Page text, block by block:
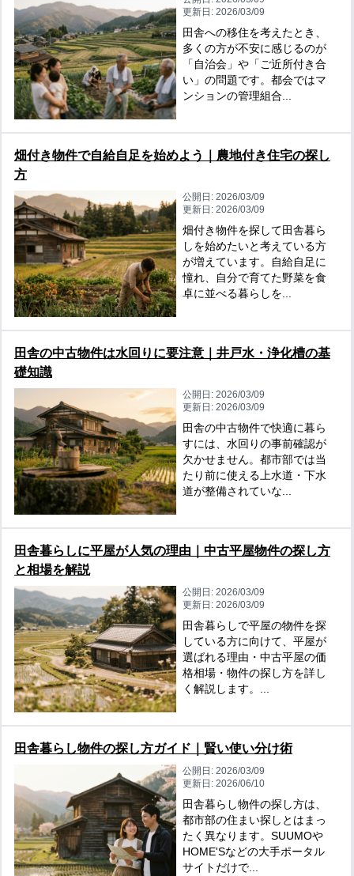
更新日: 2026/03/09
田舎への移住を考えたとき、
多くの方が不安に感じるのが
「自治会」や「ご近所付き合
い」の問題です。都会ではマ
ンションの管理組合...
畑付き物件で自給自足を始めよう｜農地付き住宅の探し
方
公開日: 2026/03/09
更新日: 2026/03/09
畑付き物件を探して田舎暮ら
しを始めたいと考えている方
が増えています。自給自足に
憧れ、自分で育てた野菜を食
卓に並べる暮らしを...
田舎の中古物件は水回りに要注意｜井戸水・浄化槽の基
礎知識
公開日: 2026/03/09
更新日: 2026/03/09
田舎の中古物件で快適に暮ら
すには、水回りの事前確認が
欠かせません。都市部では当
たり前に使える上水道・下水
道が整備されていな...
田舎暮らしに平屋が人気の理由｜中古平屋物件の探し方
と相場を解説
公開日: 2026/03/09
更新日: 2026/03/09
田舎暮らしで平屋の物件を探
している方に向けて、平屋が
選ばれる理由・中古平屋の価
格相場・物件の探し方を詳し
く解説します。...
田舎暮らし物件の探し方ガイド｜賢い使い分け術
公開日: 2026/03/09
更新日: 2026/06/10
田舎暮らし物件の探し方は、
都市部の住まい探しとはまっ
たく異なります。SUUMOや
HOME'Sなどの大手ポータル
サイトだけで...